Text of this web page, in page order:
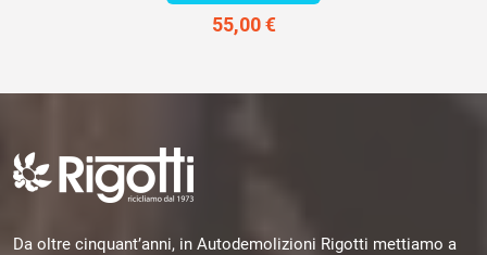
55,00 €
Da oltre cinquant’anni, in Autodemolizioni Rigotti mettiamo a